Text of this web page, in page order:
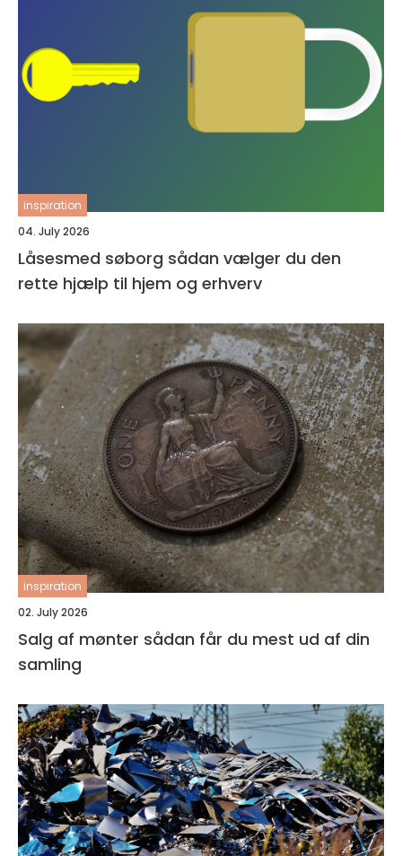
inspiration
04. July 2026
Låsesmed søborg sådan vælger du den
rette hjælp til hjem og erhverv
inspiration
02. July 2026
Salg af mønter sådan får du mest ud af din
samling